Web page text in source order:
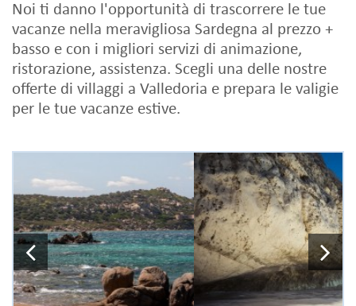
Noi ti danno l'opportunità di trascorrere le tue
vacanze nella meravigliosa Sardegna al prezzo +
basso e con i migliori servizi di animazione,
ristorazione, assistenza. Scegli una delle nostre
offerte di villaggi a Valledoria e prepara le valigie
per le tue vacanze estive.